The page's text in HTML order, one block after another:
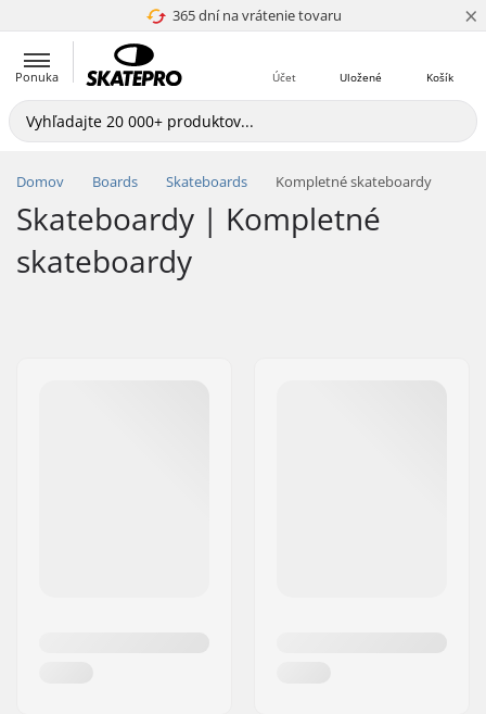
365 dní na vrátenie tovaru
4.8 z 5 ×
Ponuka Košík
Uložené
Účet
Domov Boards Skateboards Kompletné skateboardy
Skateboardy | Kompletné
skateboardy